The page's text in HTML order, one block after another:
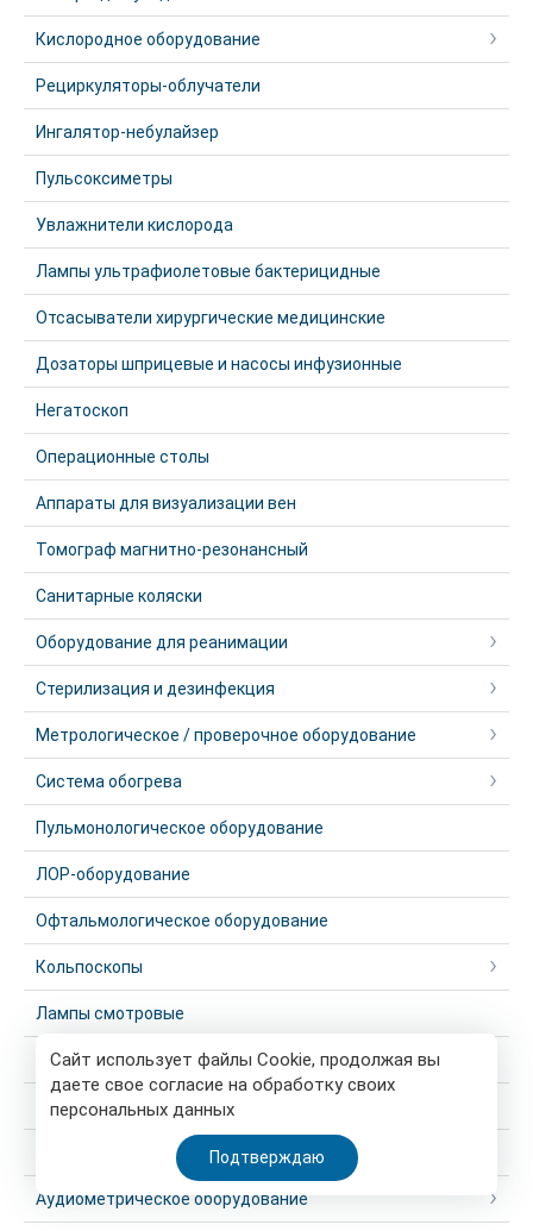
Сайт использует файлы Cookie, продолжая вы
даете свое согласие на обработку своих
персональных данных
Подтверждаю
Кислородное оборудование
Рециркуляторы-облучатели
Ингалятор-небулайзер
Пульсоксиметры
Увлажнители кислорода
Лампы ультрафиолетовые бактерицидные
Отсасыватели хирургические медицинские
Дозаторы шприцевые и насосы инфузионные
Негатоскоп
Операционные столы
Аппараты для визуализации вен
Томограф магнитно-резонансный
Санитарные коляски
Оборудование для реанимации
Стерилизация и дезинфекция
Метрологическое / проверочное оборудование
Система обогрева
Пульмонологическое оборудование
ЛОР-оборудование
Офтальмологическое оборудование
Кольпоскопы
Лампы смотровые
Кардиология
Стойки для медицинских приборов и устройств
Хирургическое оборудование
Аудиометрическое оборудование